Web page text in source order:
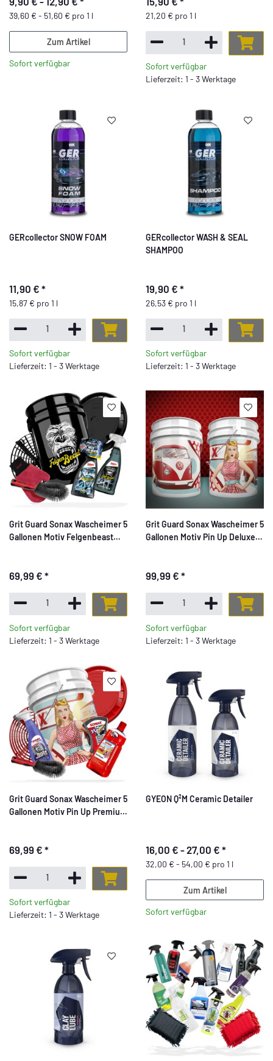
39,60 € - 51,60 € pro 1 l
Zum Artikel
Sofort verfügbar
21,20 € pro 1 l
Sofort verfügbar
Lieferzeit: 1 - 3 Werktage
GERcollector SNOW FOAM
11,90 € *
15,87 € pro 1 l
Sofort verfügbar
Lieferzeit: 1 - 3 Werktage
GERcollector WASH & SEAL
SHAMPOO
19,90 € *
26,53 € pro 1 l
Sofort verfügbar
Lieferzeit: 1 - 3 Werktage
Grit Guard Sonax Wascheimer 5
Gallonen Motiv Felgenbeast
69,99 € *
Sofort verfügbar
Lieferzeit: 1 - 3 Werktage
Grit Guard Sonax Wascheimer 5
Gallonen Motiv Pin Up Deluxe
99,99 € *
Sofort verfügbar
Lieferzeit: 1 - 3 Werktage
Grit Guard Sonax Wascheimer 5
Gallonen Motiv Pin Up Premium
69,99 € *
Sofort verfügbar
Lieferzeit: 1 - 3 Werktage
GYEON Q²M Ceramic Detailer
16,00 € -27,00 € *
32,00 € - 54,00 € pro 1 l
Zum Artikel
Sofort verfügbar